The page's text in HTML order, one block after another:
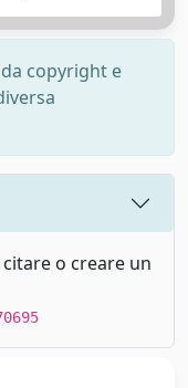
copyright e
o creare un